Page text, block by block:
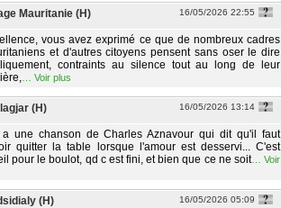
Mauritanie (H) 16/05/2026 22:55
vous avez exprimé ce que de nombreux cadres
et d'autres citoyens pensent sans oser le dire
contraints au silence tout au long de leur
Voir plus
(H) 16/05/2026 13:14
a une chanson de Charles Aznavour qui dit qu'il faut
quitter la table lorsque l'amour est desservi... C'est
pour le boulot, qd c est fini, et bien que ce ne soit…Voir
(H) 16/05/2026 05:09